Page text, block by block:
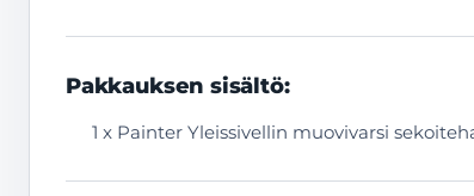
Pakkauksen sisältö:
1 x Painter Yleissivellin muovivarsi